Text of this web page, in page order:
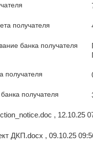
получателя
банка получателя
получателя
получателя
, 12.10.25
ДКП.docx , 09.10.25